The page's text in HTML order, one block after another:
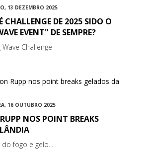
13 DEZEMBRO 2025
CHALLENGE DE 2025 SIDO O
EVENT" DE SEMPRE?
Challenge
16 OUTUBRO 2025
NOS POINT BREAKS
fogo e gelo...